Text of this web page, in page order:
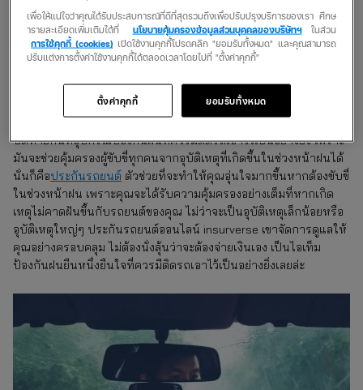
พา ไม่ใช่เอาไว้ดูดน้ำกินในรถนะ แต่เป็นการดูดน้ำออกจากตัวรถใน
กรณีที่เกิดมีฝนหรือน้ำจากภายนอกรั่วไหลเข้ามา การมีเครื่องดูดน้ำ
ติดรถเอาไว้จะช่วยให้คุณสามารถดูดน้ำออกจากรถยนต์ได้อย่างทัน
5. ประกันรถยนต์ออนไลน์
ปิดท้ายกันที่อุปกรณ์ป้องกันฝนที่ควรมีติดรถเอาไว้เป็นอย่างยิ่ง เพราะ
มันจะช่วยคุ้มครองผู้ขับขี่ทุกคนจากอุบัติเหตุที่เกิดขึ้นในช่วงหน้าฝนได้
นั่นก็คือประกันรถยนต์ ตัวช่วยที่จะทำให้คุณอุ่นใจมากขึ้นหากต้องขับขี่
ในช่วงหน้าฝน เพราะคุณจะได้รับความคุ้มครองอย่างเต็มที่หากเกิด
เหตุไม่คาดฝันขึ้นกับรถยนต์ของคุณ ไม่ว่าจะเป็นอุบัติเหตุเล็กน้อยหรือ
อุบัติเหตุใหญ่ๆ ประกันรถยนต์ออนไลน์ insurverse เขาจัดการดูแลให้
คุณอย่างครอบคลุม ไม่ต้องนั่งลุ้นว่าจะต้องจ่ายเงินเอง เป็นไอเท็ม
ป้องกันฝนยืนหนึ่งยืนใจที่ควรมีติดรถเอาไว้เป็นอย่างยิ่งเลยล่ะ
เพื่อให้แน่ใจว่าคุณได้รับประสบการณ์ที่ดีที่สุดรวมถึงเพื่อปรับปรุงบริการของเรา ศึกษ
ารายละเอียดเพิ่มเติมได้ที่
นโยบายคุ้มครองข้อมูลส่วนบุคคลของบริษัทฯในส่วน
การใช้คุกกี้ (cookies) เปิดใช้งานคุกกี้โปรดคลิก "ยอมรับทั้งหมด" และคุณสามารถ
ปรับแต่งการตั้งค่าใช้งานคุกกี้ได้ตลอดเวลาโดยไปที่ "ตั้งค่าคุกกี้"
ยอมรับทั้งหมด
ตั้งค่าคุกกี้